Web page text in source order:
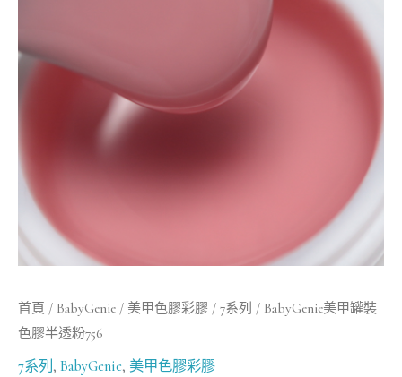
首頁 / BabyGenie / 美甲色膠彩膠 / 7系列 / BabyGenie美甲罐裝
色膠半透粉756
7系列, BabyGenie, 美甲色膠彩膠
色
粉
756
量